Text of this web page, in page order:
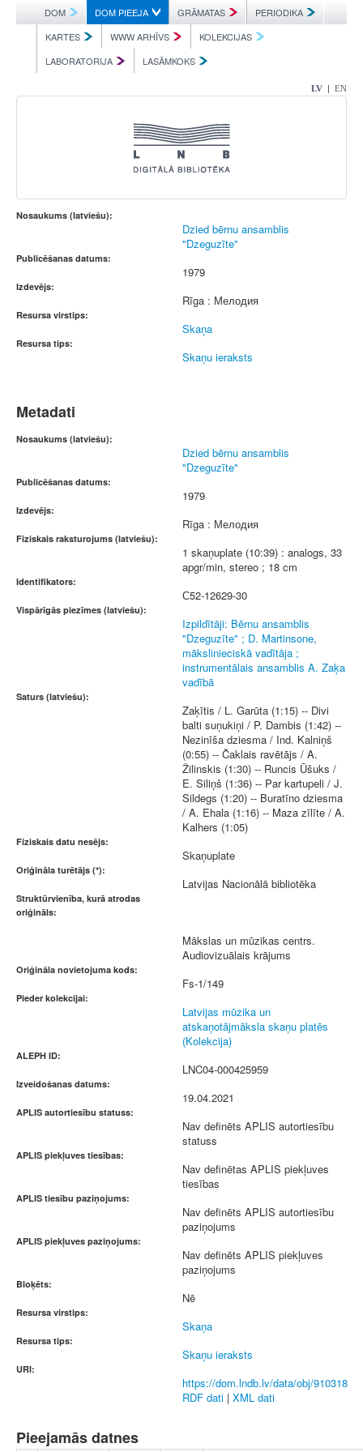
DOM DOM PIEEJA GRĀMATAS
PERIODIKA
KARTES
WWW ARHĪVS
KOLEKCIJAS
LABORATORIJA
LASĀMKOKS
LV | EN
Nosaukums (latviešu):
Dzied bērnu ansamblis
"Dzeguzīte"
Publicēšanas datums:
1979
Izdevējs:
Rīga : Мелодия
Resursa virstips:
Skaņa
Resursa tips:
Skaņu ieraksts
Metadati
Nosaukums (latviešu):
Dzied bērnu ansamblis
"Dzeguzīte"
Publicēšanas datums:
1979
Izdevējs:
Rīga : Мелодия
Fiziskais raksturojums (latviešu):
1 skaņuplate (10:39) : analogs, 33
apgr/min, stereo ; 18 cm
Identifikators:
С52-12629-30
Vispārīgās piezīmes (latviešu):
Izpildītāji: Bērnu ansamblis
"Dzeguzīte" ; D. Martinsone,
mākslinieciskā vadītāja ;
instrumentālais ansamblis A. Zaķa
vadībā
Saturs (latviešu):
Zaķītis / L. Garūta (1:15) -- Divi
balti suņukiņi / P. Dambis (1:42) --
Nezinīša dziesma / Ind. Kalniņš
(0:55) -- Čaklais ravētājs / A.
Žilinskis (1:30) -- Runcis Ūšuks /
E. Siliņš (1:36) -- Par kartupeli / J.
Sildegs (1:20) -- Buratīno dziesma
/ A. Ehala (1:16) -- Maza zīlīte / A.
Kalhers (1:05)
Fiziskais datu nesējs:
Skaņuplate
Oriģināla turētājs (*):
Latvijas Nacionālā bibliotēka
Struktūrvienība, kurā atrodas
oriģināls:
Mākslas un mūzikas centrs.
Audiovizuālais krājums
Oriģināla novietojuma kods:
Fs-1/149
Pieder kolekcijai:
Latvijas mūzika un
atskaņotājmāksla skaņu platēs
(Kolekcija)
ALEPH ID:
LNC04-000425959
Izveidošanas datums:
19.04.2021
APLIS autortiesību statuss:
Nav definēts APLIS autortiesību
statuss
APLIS piekļuves tiesības:
Nav definētas APLIS piekļuves
tiesības
APLIS tiesību paziņojums:
Nav definēts APLIS autortiesību
paziņojums
APLIS piekļuves paziņojums:
Nav definēts APLIS piekļuves
paziņojums
Bloķēts:
Nē
Resursa virstips:
Skaņa
Resursa tips:
Skaņu ieraksts
URI:
https://dom.lndb.lv/data/obj/910318
RDF dati | XML dati
Pieejamās datnes